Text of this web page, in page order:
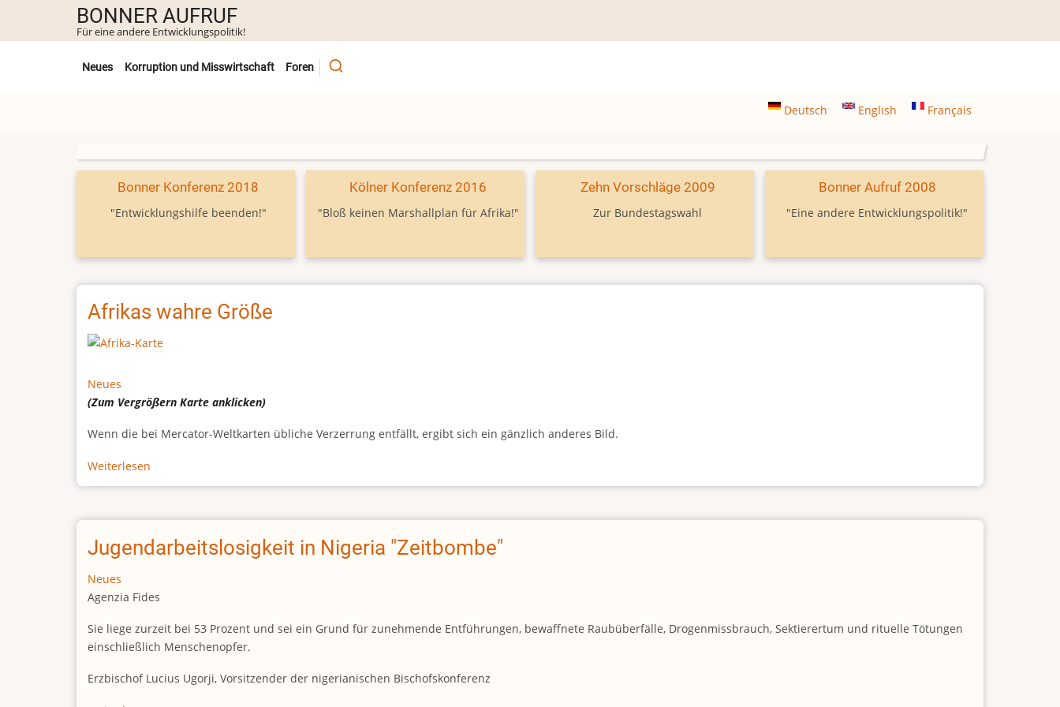
Inhalt
BONNER AUFRUF
Für eine andere Entwicklungspolitik!
Untermenü
Neues Korruption und Misswirtschaft Foren
Deutsch English Français
Bonner Konferenz 2018
"Entwicklungshilfe beenden!"
Kölner Konferenz 2016
"Bloß keinen Marshallplan für Afrika!"
Zehn Vorschläge 2009
Zur Bundestagswahl
Bonner Aufruf 2008
"Eine andere Entwicklungspolitik!"
Afrikas wahre Größe
Neues
(Zum VergrößernKarte anklicken)
Wenn die bei Mercator-Weltkarten übliche Verzerrung entfällt, ergibt sich ein gänzlich anderes Bild.
Weiterlesen
Afrikas
Größe
Jugendarbeitslosigkeit in Nigeria "Zeitbombe"
Neues
Agenzia Fides
Sie liege zurzeit bei 53 Prozent und sei ein Grund für zunehmende Entführungen, bewaffnete Raubüberfälle, Drogenmissbrauch, Sektierertum und rituelle Tötungen
einschließlich Menschenopfer.
Erzbischof Lucius Ugorji, Vorsitzender der nigerianischen Bischofskonferenz